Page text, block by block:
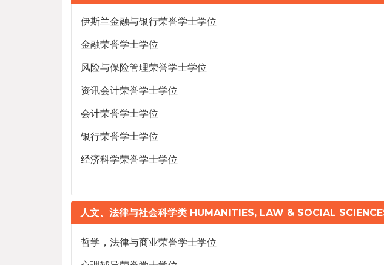
伊斯兰金融与银行荣誉学士学位
金融荣誉学士学位
风险与保险管理荣誉学士学位
资讯会计荣誉学士学位
会计荣誉学士学位
银行荣誉学士学位
经济科学荣誉学士学位
人文、法律与社会科学类 HUMANITIES, LAW & SOCIAL
哲学，法律与商业荣誉学士学位